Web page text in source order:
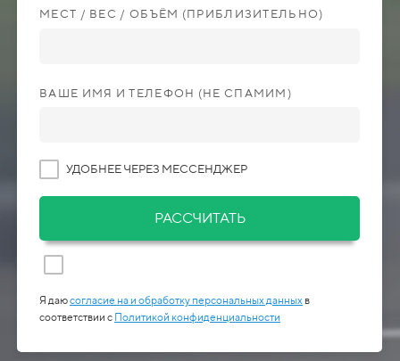
МЕСТ / ВЕС / ОБЪЁМ (ПРИБЛИЗИТЕЛЬНО)
ВАШЕ ИМЯ И ТЕЛЕФОН (НЕ СПАМИМ)
УДОБНЕЕ ЧЕРЕЗ МЕССЕНДЖЕР
РАССЧИТАТЬ
Я даюсогласие на и обработку персональных данных в
соответствии с Политикой конфиденциальности